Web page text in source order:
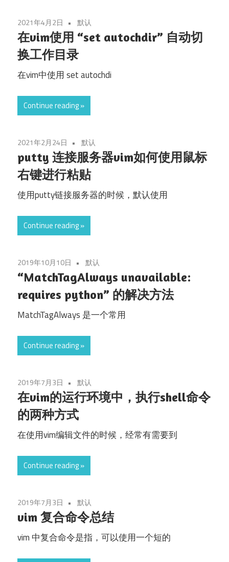
2021年4月2日 默认
在vim使用 “set autochdir” 自动切
换工作目录
在vim中使用 set autochdi
Continue reading
2021年2月24日 默认
putty 连接服务器vim如何使用鼠标
右键进行粘贴
使用putty链接服务器的时候，默认使用
Continue reading
2019年10月10日 默认
“MatchTagAlways unavailable:
requires python” 的解决方法
MatchTagAlways 是一个常用
Continue reading
2019年7月3日 默认
在vim的运行环境中，执行shell命令
的两种方式
在使用vim编辑文件的时候，经常有需要到
Continue reading
2019年7月3日 默认
vim 复合命令总结
vim 中复合命令是指，可以使用一个短的